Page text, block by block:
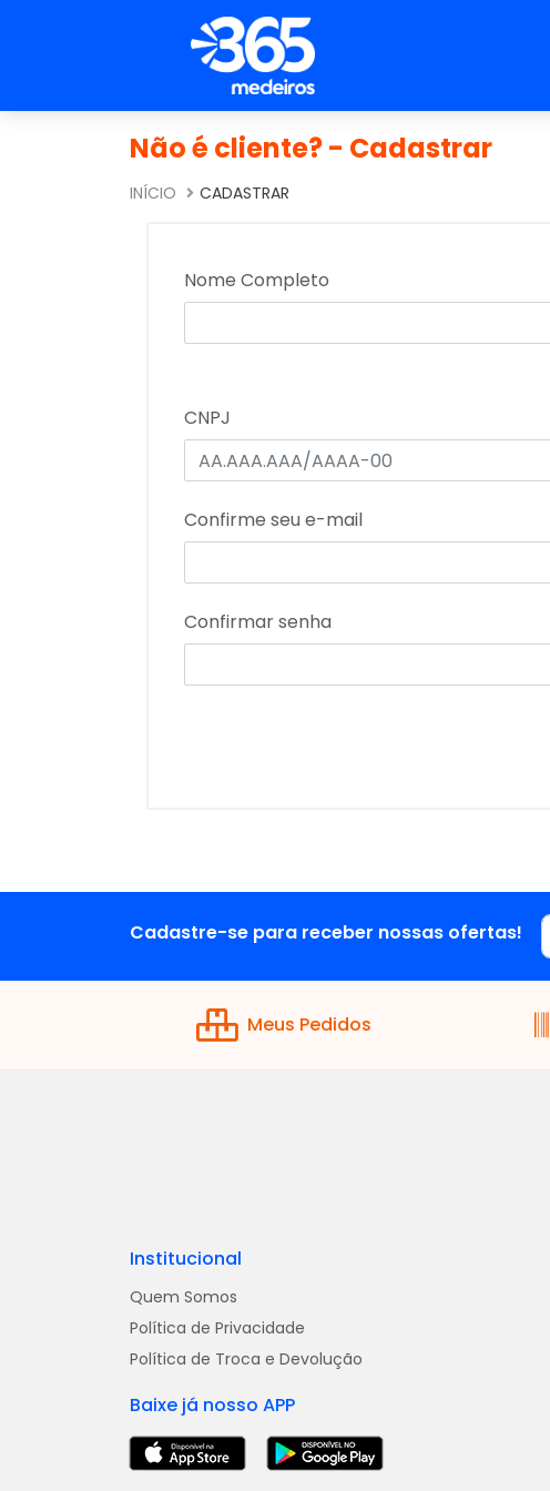
Não é cliente? - Cadastrar
INÍCIO CADASTRAR
Nome Completo
CNPJ
Confirme seu e-mail
Confirmar senha
Cadastre-se para receber nossas ofertas!
Meus Pedidos
Institucional
Quem Somos
Política de Privacidade
Política de Troca e Devolução
Baixe já nosso APP